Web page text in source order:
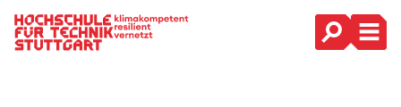
Hauptnavigation